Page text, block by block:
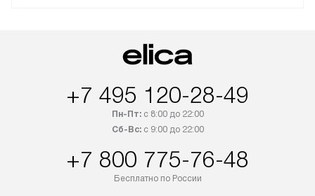
+7 495 120-28-49
Пн-Пт:с 8:00 до 22:00
Сб-Вс:с 9:00 до 22:00
+7 800 775-76-48
Бесплатно по России